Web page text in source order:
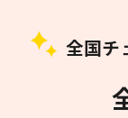
全国チ